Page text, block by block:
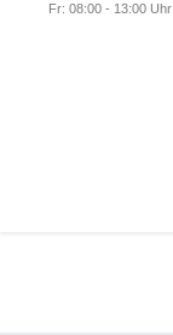
Fr: 08:00 - 13:00 Uhr